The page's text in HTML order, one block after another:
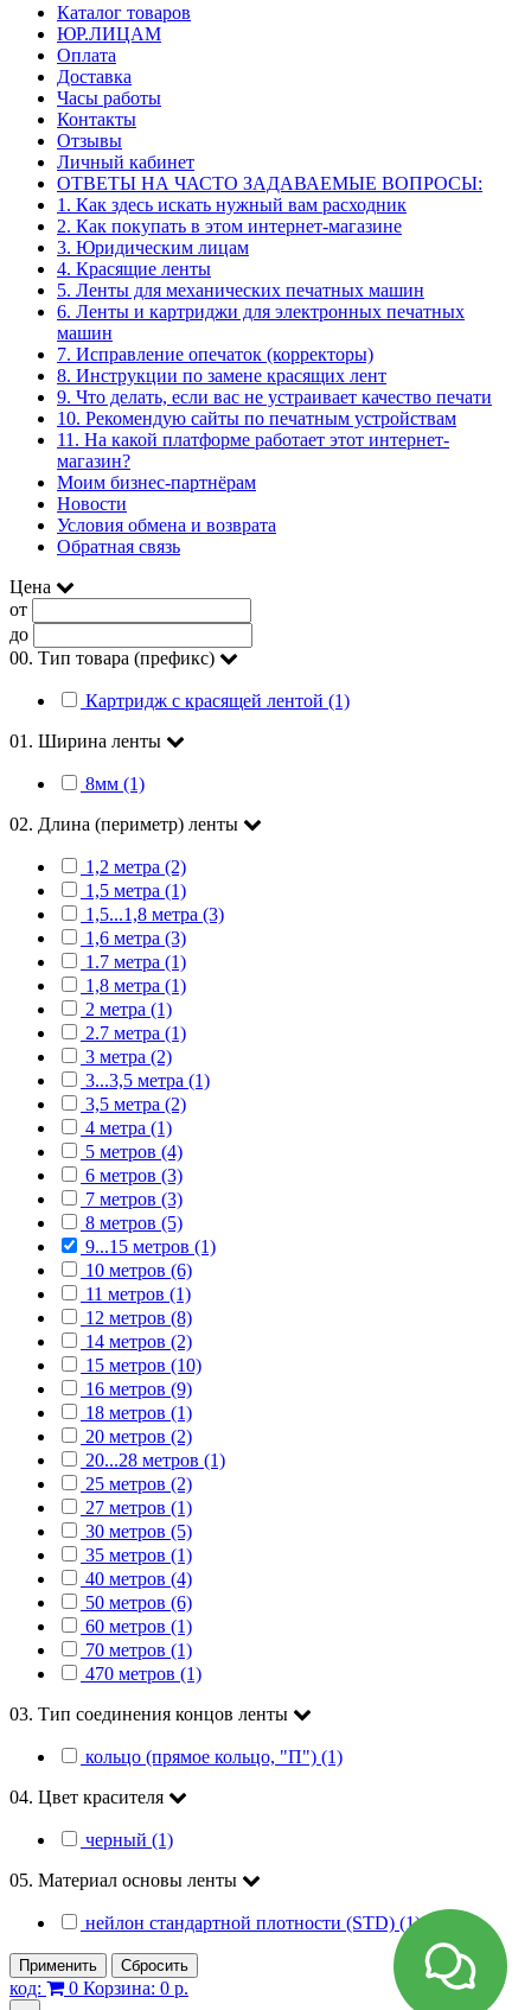
Каталог товаров
ЮР.ЛИЦАМ
Оплата
Доставка
Часы работы
Контакты
Отзывы
Личный кабинет
ОТВЕТЫ НА ЧАСТО ЗАДАВАЕМЫЕ ВОПРОСЫ:
1. Как здесь искать нужный вам расходник
2. Как покупать в этом интернет-магазине
3. Юридическим лицам
4. Красящие ленты
5. Ленты для механических печатных машин
6. Ленты и картриджи для электронных печатных
машин
7. Исправление опечаток (корректоры)
8. Инструкции по замене красящих лент
9. Что делать, если вас не устраивает качество печати
10. Рекомендую сайты по печатным устройствам
11. На какой платформе работает этот интернет-
магазин?
Моим бизнес-партнёрам
Новости
Условия обмена и возврата
Обратная связь
Цена
от
до
00. Тип товара (префикс)
Картридж с красящей лентой (1)
01. Ширина ленты
8мм (1)
02. Длина (периметр) ленты
1,2 метра (2)
1,5 метра (1)
1,5...1,8 метра (3)
1,6 метра (3)
1.7 метра (1)
1,8 метра (1)
2 метра (1)
2.7 метра (1)
3 метра (2)
3...3,5 метра (1)
3,5 метра (2)
4 метра (1)
5 метров (4)
6 метров (3)
7 метров (3)
8 метров (5)
9...15 метров (1)
10 метров (6)
11 метров (1)
12 метров (8)
14 метров (2)
15 метров (10)
16 метров (9)
18 метров (1)
20 метров (2)
20...28 метров (1)
25 метров (2)
27 метров (1)
30 метров (5)
35 метров (1)
40 метров (4)
50 метров (6)
60 метров (1)
70 метров (1)
470 метров (1)
03. Тип соединения концов ленты
кольцо (прямое кольцо, "П") (1)
04. Цвет красителя
черный (1)
05. Материал основы ленты
нейлон стандартной плотности (STD) (1)
Применить Сбросить
код: 0 Корзина: 0 р.